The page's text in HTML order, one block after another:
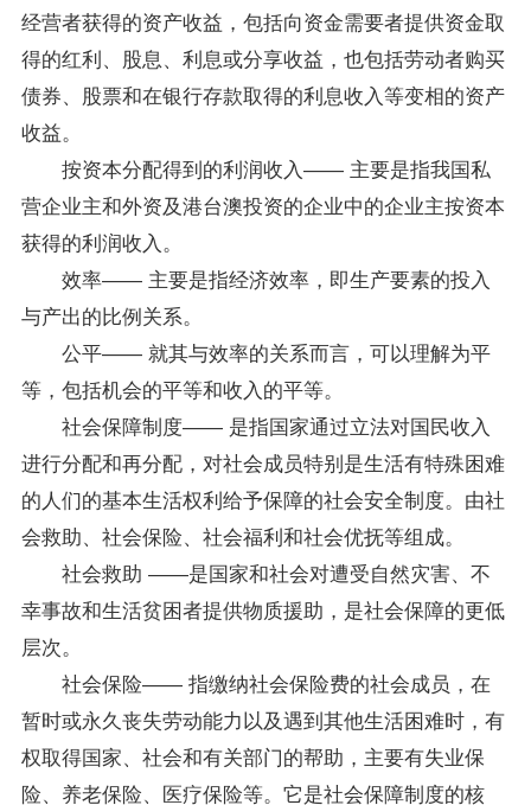
经营者获得的资产收益，包括向资金需要者提供资金取
得的红利、股息、利息或分享收益，也包括劳动者购买
债券、股票和在银行存款取得的利息收入等变相的资产
收益。
按资本分配得到的利润收入―― 主要是指我国私
营企业主和外资及港台澳投资的企业中的企业主按资本
获得的利润收入。
效率―― 主要是指经济效率，即生产要素的投入
与产出的比例关系。
公平―― 就其与效率的关系而言，可以理解为平
等，包括机会的平等和收入的平等。
社会保障制度―― 是指国家通过立法对国民收入
进行分配和再分配，对社会成员特别是生活有特殊困难
的人们的基本生活权利给予保障的社会安全制度。由社
会救助、社会保险、社会福利和社会优抚等组成。
社会救助 ――是国家和社会对遭受自然灾害、不
幸事故和生活贫困者提供物质援助，是社会保障的更低
层次。
社会保险―― 指缴纳社会保险费的社会成员，在
暂时或永久丧失劳动能力以及遇到其他生活困难时，有
权取得国家、社会和有关部门的帮助，主要有失业保
险、养老保险、医疗保险等。它是社会保障制度的核